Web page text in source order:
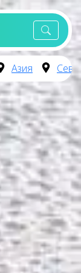
Азия